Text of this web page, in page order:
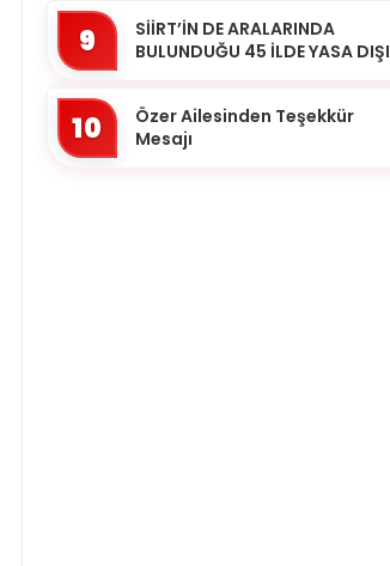
9
SİİRT’İN DE ARALARINDA
BULUNDUĞU 45 İLDE YASA DIŞI
10
Özer Ailesinden Teşekkür
Mesajı